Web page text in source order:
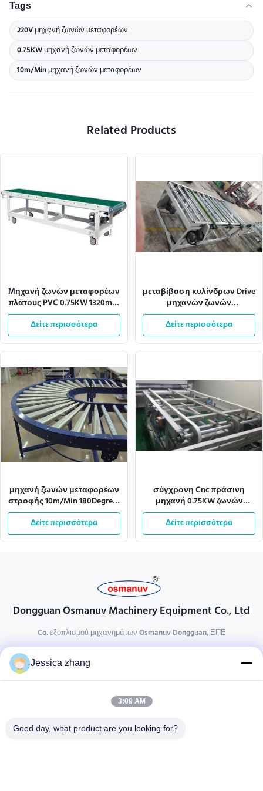
Tags
220V μηχανή ζωνών μεταφορέων
0.75KW μηχανή ζωνών μεταφορέων
10m/Min μηχανή ζωνών μεταφορέων
Related Products
Μηχανή ζωνών μεταφορέων
πλάτους PVC 0.75KW 1320mm
για τα έπιπλα επιτροπής
Δείτε περισσότερα
μεταβίβαση κυλίνδρων Drive
μηχανών ζωνών
μεταφορέων 10m/Min 220V
50HZ Cnc
Δείτε περισσότερα
μηχανή ζωνών μεταφορέων
στροφής 10m/Min 180Degree/
να βουλκανίσει ζωνών
μεταφορέων μηχανή
Δείτε περισσότερα
σύγχρονη Cnc πράσινη
μηχανή 0.75KW ζωνών
μεταφορέων 220V 50HZ
Δείτε περισσότερα
Dongguan Osmanuv Machinery Equipment Co., Ltd
Co. εξοπλισμού μηχανημάτων Osmanuv Dongguan, ΕΠΕ
28 δεύτερος ο βιομηχανικός, wei Liu chong, Wanjiang,
DongGuan, Guangdong, Κίνα
osmanuv@hotmail.com
Jessica zhang
3:09 AM
Good day, what product are you looking for?